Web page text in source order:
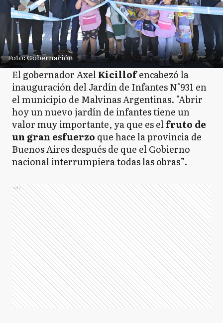
Foto: Gobernación
El gobernador AxelKicillofencabezó la
inauguración del Jardín de Infantes N°931 en
el municipio de Malvinas Argentinas. "Abrir
hoy un nuevo jardín de infantes tiene un
valor muy importante, ya que es elfruto de
un gran esfuerzo que hace la provincia de
Buenos Aires después de que el Gobierno
nacional interrumpiera todas las obras”.
Ads